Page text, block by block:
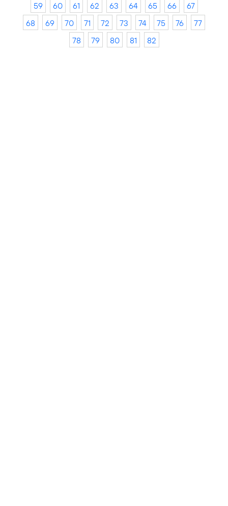
59
60 61 62 63 64 65 66
67
68
69 70 71 72 73 74 75 76
77
78
79 80 81 82